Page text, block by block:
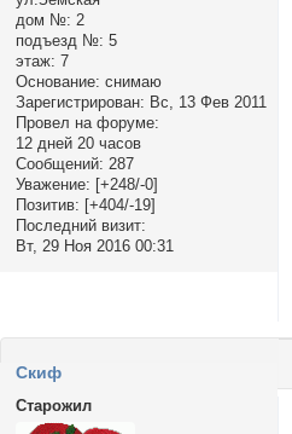
дом №: 2
подъезд №: 5
этаж: 7
Основание: снимаю
Зарегистрирован: Вс, 13 Фев 2011
Провел на форуме:
12 дней 20 часов
Сообщений: 287
Уважение: [+248/-0]
Позитив: [+404/-19]
Последний визит:
Вт, 29 Ноя 2016 00:31
Cкиф
Старожил